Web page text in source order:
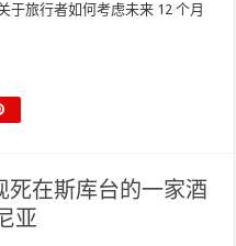
于旅行者如何考虑未来 12 个月
死在斯库台的一家酒
亚